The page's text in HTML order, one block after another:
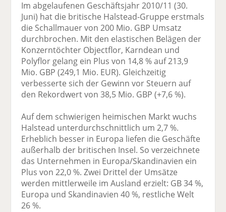
Im abgelaufenen Geschäftsjahr 2010/11 (30.
Juni) hat die britische Halstead-Gruppe erstmals
die Schallmauer von 200 Mio. GBP Umsatz
durchbrochen. Mit den elastischen Belägen der
Konzerntöchter Objectflor, Karndean und
Polyflor gelang ein Plus von 14,8 % auf 213,9
Mio. GBP (249,1 Mio. EUR). Gleichzeitig
verbesserte sich der Gewinn vor Steuern auf
den Rekordwert von 38,5 Mio. GBP (+7,6 %).
Auf dem schwierigen heimischen Markt wuchs
Halstead unterdurchschnittlich um 2,7 %.
Erheblich besser in Europa liefen die Geschäfte
außerhalb der britischen Insel. So verzeichnete
das Unternehmen in Europa/Skandinavien ein
Plus von 22,0 %. Zwei Drittel der Umsätze
werden mittlerweile im Ausland erzielt: GB 34 %,
Europa und Skandinavien 40 %, restliche Welt
26 %.